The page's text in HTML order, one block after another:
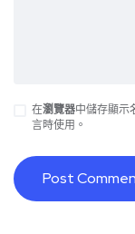
在瀏覽器中儲存顯示
言時使用。